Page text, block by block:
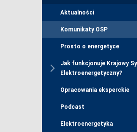
Aktualności
Komunikaty OSP
Prosto o energetyce
Jak funkcjonuje Krajowy
Elektroenergetyczny?
Opracowania eksperckie
Podcast
Elektroenergetyka